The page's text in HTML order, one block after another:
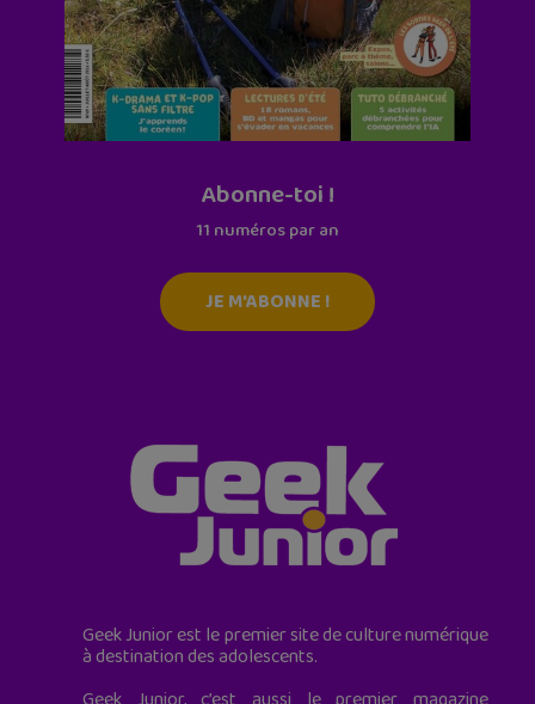
Abonne-toi !
11 numéros par an
JE M'ABONNE !
Geek Junior est le premier site de culture numérique
à destination des adolescents.